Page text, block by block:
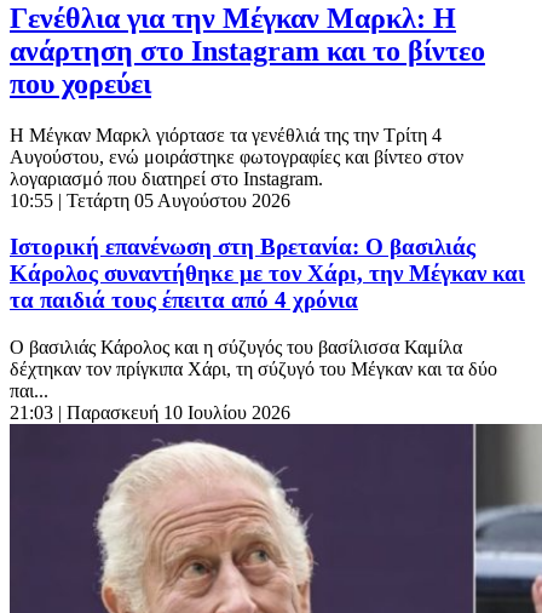
Γενέθλια για την Μέγκαν Μαρκλ: Η
ανάρτηση στο Instagram και το βίντεο
που χορεύει
Η Μέγκαν Μαρκλ γιόρτασε τα γενέθλιά της την Τρίτη 4
Αυγούστου, ενώ μοιράστηκε φωτογραφίες και βίντεο στον
λογαριασμό που διατηρεί στο Instagram.
10:55 | Τετάρτη 05 Αυγούστου 2026
Ιστορική επανένωση στη Βρετανία: Ο βασιλιάς
Κάρολος συναντήθηκε με τον Χάρι, την Μέγκαν και
τα παιδιά τους έπειτα από 4 χρόνια
Ο βασιλιάς Κάρολος και η σύζυγός του βασίλισσα Καμίλα
δέχτηκαν τον πρίγκιπα Χάρι, τη σύζυγό του Μέγκαν και τα δύο
παι...
21:03 | Παρασκευή 10 Ιουλίου 2026